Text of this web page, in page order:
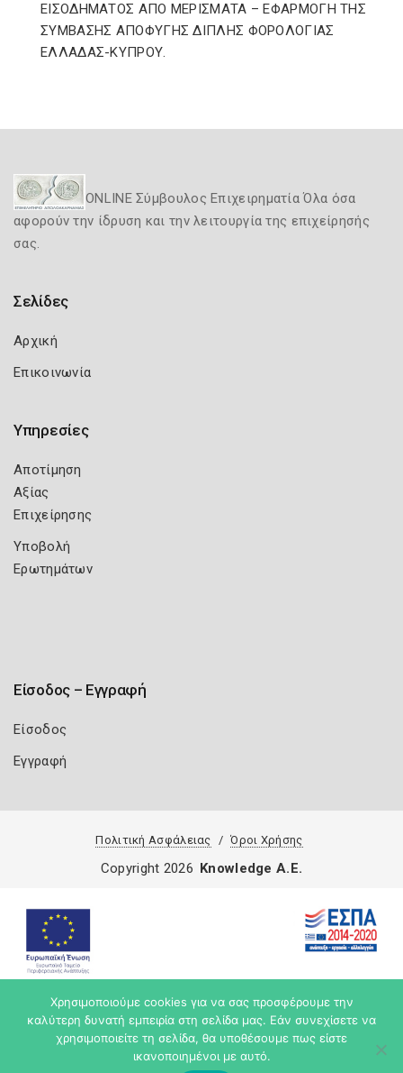
ΕΙΣΟΔΗΜΑΤΟΣ ΑΠΟ ΜΕΡΙΣΜΑΤΑ – ΕΦΑΡΜΟΓΗ ΤΗΣ
ΣΥΜΒΑΣΗΣ ΑΠΟΦΥΓΗΣ ΔΙΠΛΗΣ ΦΟΡΟΛΟΓΙΑΣ
ΕΛΛΑΔΑΣ-ΚΥΠΡΟΥ.
ONLINE Σύμβουλος Επιχειρηματία Όλα όσα
αφορούν την ίδρυση και την λειτουργία της επιχείρησής
σας.
Σελίδες
Αρχική
Επικοινωνία
Υπηρεσίες
Αποτίμηση
Αξίας
Επιχείρησης
Υποβολή
Ερωτημάτων
Είσοδος – Εγγραφή
Είσοδος
Εγγραφή
Πολιτική Ασφάλειας Όροι Χρήσης
Χρησιμοποιούμε cookies για να σας προσφέρουμε την
καλύτερη δυνατή εμπειρία στη σελίδα μας. Εάν συνεχίσετε να
χρησιμοποιείτε τη σελίδα, θα υποθέσουμε πως είστε
ικανοποιημένοι με αυτό.
Copyright 2026 Knowledge A.E.